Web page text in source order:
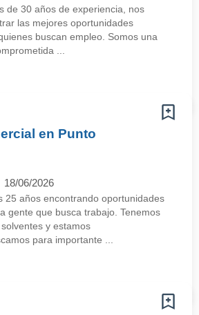
de 30 años de experiencia, nos
las mejores oportunidades
buscan empleo. Somos una
...
en Punto
18/06/2026
25 años encontrando oportunidades
gente que busca trabajo. Tenemos
y estamos
para importante ...